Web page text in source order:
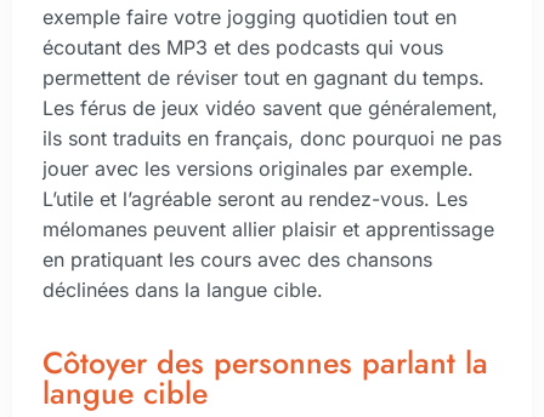
exemple faire votre jogging quotidien tout en
écoutant des MP3 et des podcasts qui vous
permettent de réviser tout en gagnant du temps.
Les férus de jeux vidéo savent que généralement,
ils sont traduits en français, donc pourquoi ne pas
jouer avec les versions originales par exemple.
L’utile et l’agréable seront au rendez-vous. Les
mélomanes peuvent allier plaisir et apprentissage
en pratiquant les cours avec des chansons
déclinées dans la langue cible.
Côtoyer des personnes parlant la
langue cible